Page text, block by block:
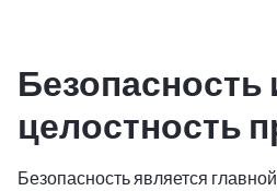
Безопасность
целостность
Безопасность является